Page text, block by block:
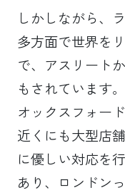
しかしながら、
多方面で世界を
で、アスリート
もされています
オックスフォー
近くにも大型店
に優しい対応を
あり、ロンドン